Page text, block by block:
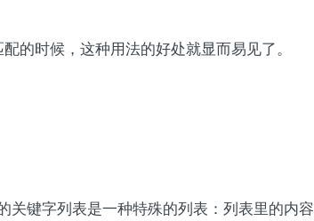
配的时候，这种用法的好处就显而易见了。
键字列表是一种特殊的列表：列表里的内容